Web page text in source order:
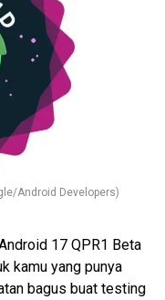
Android Developers)
17 QPR1 Beta
kamu yang punya
bagus buat testing